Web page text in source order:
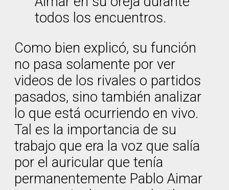
todos los encuentros.
Como bien explicó, su función
no pasa solamente por ver
videos de los rivales o partidos
pasados, sino también analizar
lo que está ocurriendo en vivo.
Tal es la importancia de su
trabajo que era la voz que salía
por el auricular que tenía
permanentemente Pablo Aimar